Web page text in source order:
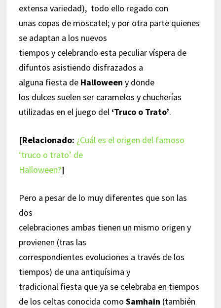
extensa variedad), todo ello regado con
unas copas de moscatel; y por otra parte quienes
se adaptan a los nuevos
tiempos y celebrando esta peculiar víspera de
difuntos asistiendo disfrazados a
alguna fiesta de Halloween y donde
los dulces suelen ser caramelos y chucherías
utilizadas en el juego del ‘Truco o Trato’.
[Relacionado: ¿Cuál es el origen del famoso
‘truco o trato’ de
Halloween?]
Pero a pesar de lo muy diferentes que son las
dos
celebraciones ambas tienen un mismo origen y
provienen (tras las
correspondientes evoluciones a través de los
tiempos) de una antiquísima y
tradicional fiesta que ya se celebraba en tiempos
de los celtas conocida como Samhain (también